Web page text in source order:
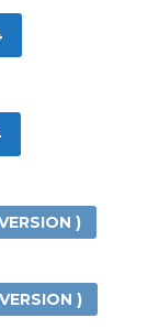
)
)